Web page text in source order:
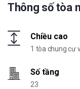
Thông số tòa
Chiều cao
1 tòa chung cư
Số tầng
23